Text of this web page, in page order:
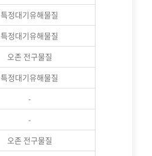
특정대기유해물질
특정대기유해물질
오존 전구물질
특정대기유해물질
-
-
오존 전구물질